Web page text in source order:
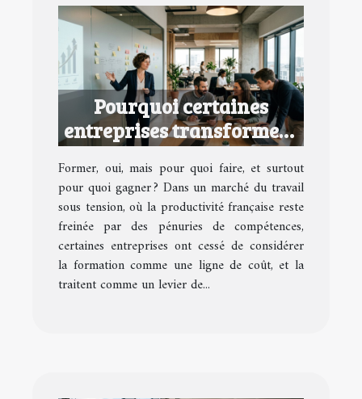
Pourquoi certaines
entreprises transforment
la formation en avantage
concurrentiel
Former, oui, mais pour quoi faire, et surtout
pour quoi gagner ? Dans un marché du travail
sous tension, où la productivité française reste
freinée par des pénuries de compétences,
certaines entreprises ont cessé de considérer
la formation comme une ligne de coût, et la
traitent comme un levier de...